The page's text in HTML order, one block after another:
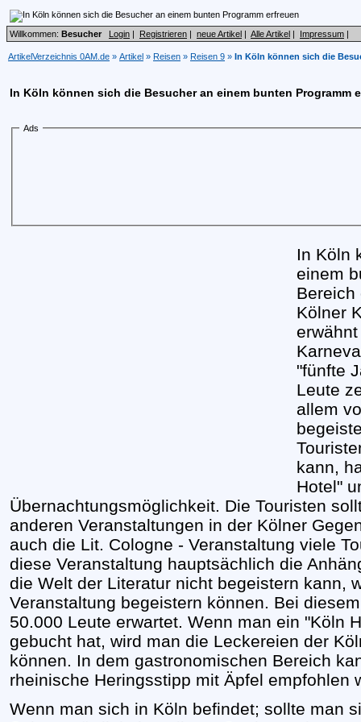
Willkommen: Besucher Login | Registrieren | neue Artikel | Alle Artikel | Impressum |
ArtikelVerzeichnis 0AM.de » Artikel » Reisen » Reisen 9 » In Köln können sich die
In Köln können sich die Besucher an einem bunten Programm
Ads
In Köln
einem
Bereich
Kölner
"fünfte
Leute
allem
kann,
Hotel"
Übernachtungsmöglichkeit. Die Touristen
anderen Veranstaltungen in der Kölner
auch die Lit. Cologne - Veranstaltung viele
diese Veranstaltung hauptsächlich die
die Welt der Literatur nicht begeistern kann,
Veranstaltung begeistern können. Bei
50.000 Leute erwartet. Wenn man ein "Köln
gebucht hat, wird man die Leckereien der
können. In dem gastronomischen Bereich
rheinische Heringsstipp mit Äpfel empfohlen
Wenn man sich in Köln befindet; sollte man